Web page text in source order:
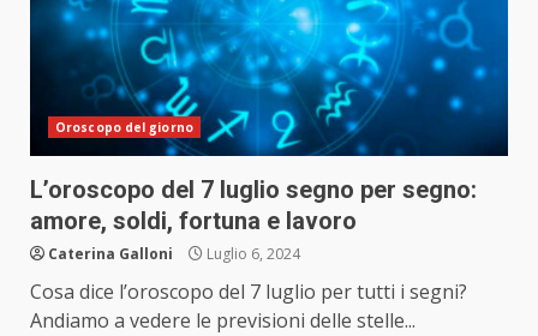
Oroscopo del giorno
L’oroscopo del 7 luglio segno per segno:
amore, soldi, fortuna e lavoro
Caterina Galloni Luglio 6, 2024
Cosa dice l’oroscopo del 7 luglio per tutti i segni?
Andiamo a vedere le previsioni delle stelle...